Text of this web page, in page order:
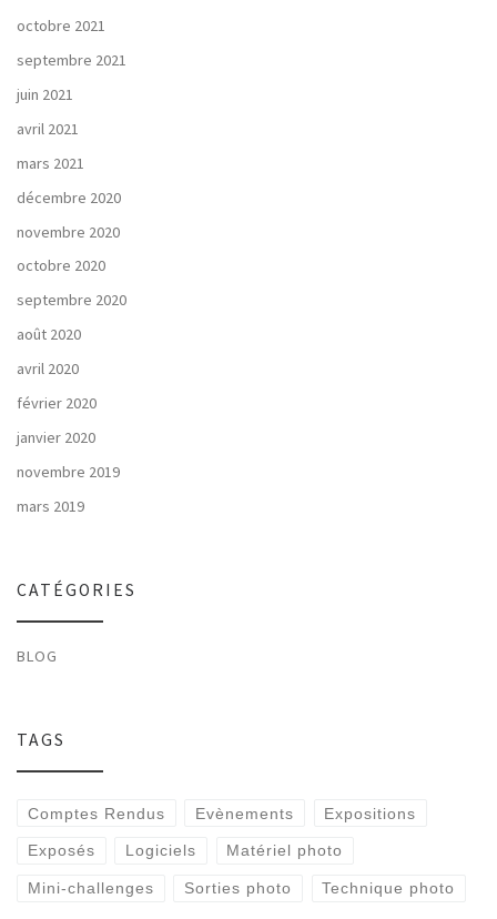
octobre 2021
septembre 2021
juin 2021
avril 2021
mars 2021
décembre 2020
novembre 2020
octobre 2020
septembre 2020
août 2020
avril 2020
février 2020
janvier 2020
novembre 2019
mars 2019
CATÉGORIES
BLOG
TAGS
Comptes Rendus Evènements Expositions
Exposés Logiciels Matériel photo
Mini-challenges Sorties photo Technique photo